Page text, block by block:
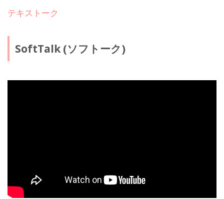
テキストーク
SoftTalk (ソフトーク)